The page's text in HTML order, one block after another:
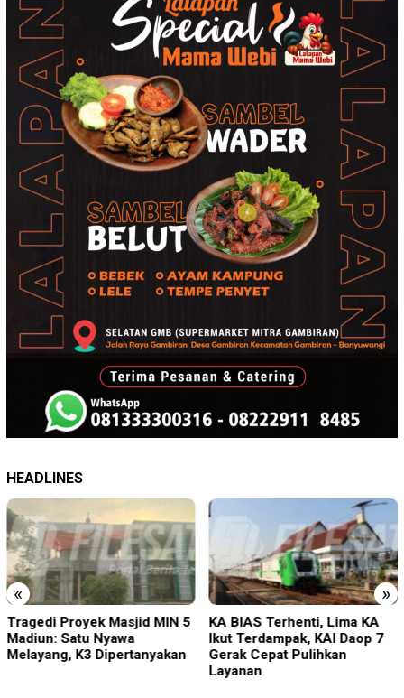
HEADLINES
« »
Tragedi Proyek Masjid MIN 5
Madiun: Satu Nyawa
Melayang, K3 Dipertanyakan
KA BIAS Terhenti, Lima KA
Ikut Terdampak, KAI Daop 7
Gerak Cepat Pulihkan
Layanan